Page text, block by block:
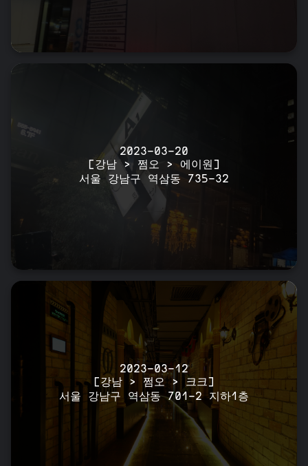
2023-03-20
[강남 > 쩜오 > 에이원]
서울 강남구 역삼동 735-32
2023-03-12
[강남 > 쩜오 > 크크]
서울 강남구 역삼동 701-2 지하1층